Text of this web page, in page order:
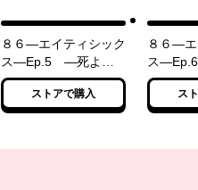
８６―エイティシック
ス―Ep.5 ―死よ、
驕るなかれ―
ストアで購入
８６―エ
ス
ばこそ
ス